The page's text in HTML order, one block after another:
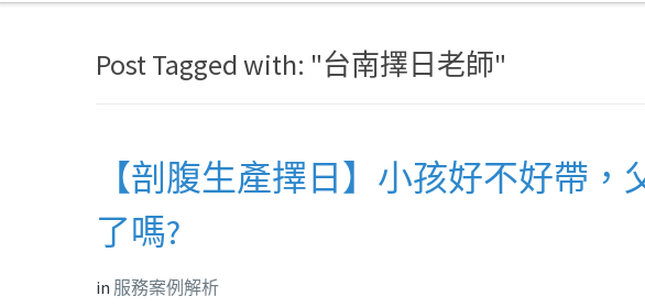
Post Tagged with: "台南擇日老師"
【剖腹生產擇日】小孩好不好帶
了嗎?
in 服務案例解析